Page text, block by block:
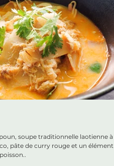
soupe traditionnelle laotienne à
pâte de curry rouge et un élément